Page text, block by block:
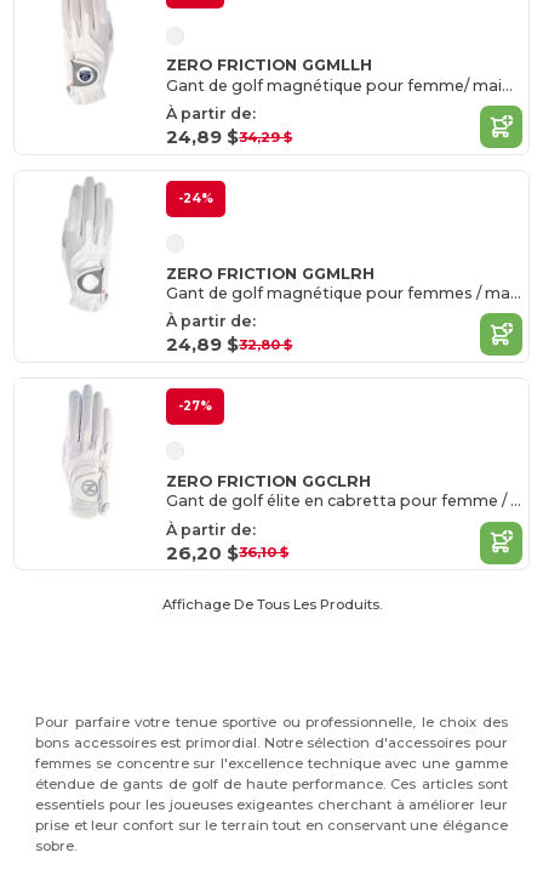
ZERO FRICTION GGMLLH
Gant de golf magnétique pour femme/ main gauche
À partir de:
24,89 $34,29 $
-24%
ZERO FRICTION GGMLRH
Gant de golf magnétique pour femmes / main droite
À partir de:
24,89 $32,80 $
-27%
ZERO FRICTION GGCLRH
Gant de golf élite en cabretta pour femme / main droite
À partir de:
26,20 $36,10 $
Affichage De Tous Les Produits.
Pour parfaire votre tenue sportive ou professionnelle, le choix des
bons accessoires est primordial. Notre sélection d'accessoires pour
femmes se concentre sur l'excellence technique avec une gamme
étendue de gants de golf de haute performance. Ces articles sont
essentiels pour les joueuses exigeantes cherchant à améliorer leur
prise et leur confort sur le terrain tout en conservant une élégance
sobre.